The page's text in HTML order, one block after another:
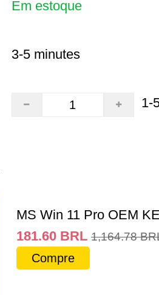
Em estoque
3-5 minutes
1-
MS Win 11 Pro OEM
181.60 BRL 1,164.78
Compre